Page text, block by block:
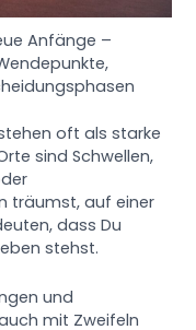
Anfänge –
oft als starke
sind Schwellen,
träumst, auf einer
dass Du
stehst.
und
mit Zweifeln